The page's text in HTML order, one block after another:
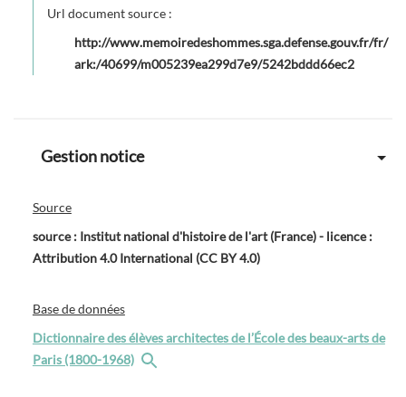
Url document source :
http://www.memoiredeshommes.sga.defense.gouv.fr/fr/
ark:/40699/m005239ea299d7e9/5242bddd66ec2
Gestion notice
Source
source : Institut national d'histoire de l'art (France) - licence :
Attribution 4.0 International (CC BY 4.0)
Base de données
Dictionnaire des élèves architectes de l’École des beaux-arts de
Paris (1800-1968)